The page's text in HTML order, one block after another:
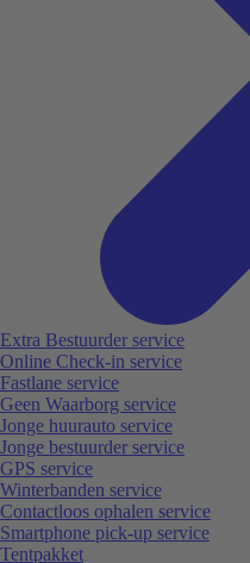
Extra Bestuurder service
Online Check-in service
Fastlane service
Geen Waarborg service
Jonge huurauto service
Jonge bestuurder service
GPS service
Winterbanden service
Contactloos ophalen service
Smartphone pick-up service
Tentpakket